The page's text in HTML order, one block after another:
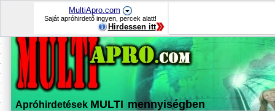
MultiApro.com
Saját apróhirdető ingyen, percek alatt!
Hirdessen itt
Apróhirdetések MULTI mennyiségben